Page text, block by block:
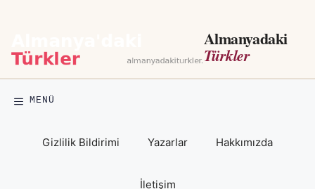
Almanyadaki
Türkler
MENÜ
Gizlilik Bildirimi Yazarlar Hakkımızda
İletişim